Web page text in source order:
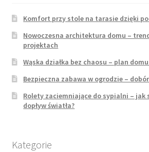
Komfort przy stole na tarasie dzięki
Nowoczesna architektura domu –
projektach
Wąska działka bez chaosu – plan
Bezpieczna zabawa w ogrodzie –
Rolety zaciemniające do sypialni – jak
dopływ światła?
Kategorie